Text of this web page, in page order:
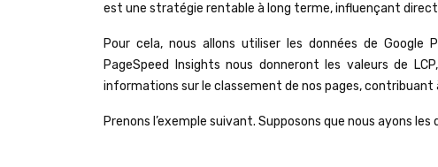
est une stratégie rentable à long terme, influençant
Pour cela, nous allons utiliser les données de Google
PageSpeed Insights nous donneront les valeurs de
informations sur le classement de nos pages, contribuant
Prenons l’exemple suivant. Supposons que nous ayons